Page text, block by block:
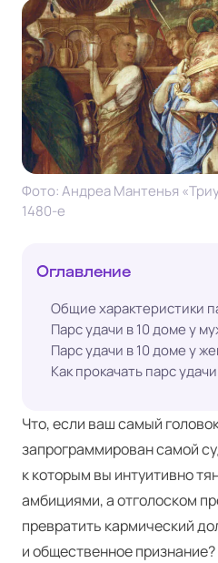
Фото: Андреа Мантенья
1480-е
Оглавление
Общие характеристики
Парс удачи в 10 доме у
Парс удачи в 10 доме у
Как прокачать парс
Что, если ваш самый
запрограммирован самой
к которым вы интуитивно
амбициями, а отголоском
превратить кармический
и общественное